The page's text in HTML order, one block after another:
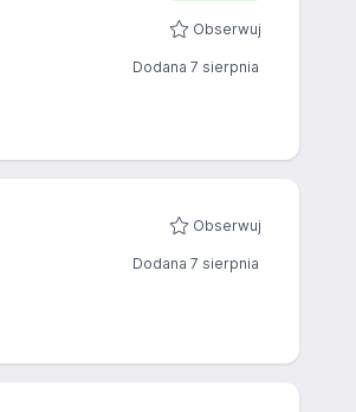
Obserwuj
Dodana 7 sierpnia
Obserwuj
Dodana 7 sierpnia